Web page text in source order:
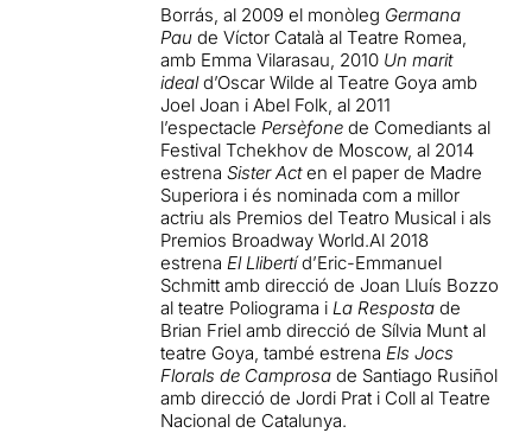
Borrás, al 2009 el monòleg Germana
Pau de Víctor Català al Teatre Romea,
amb Emma Vilarasau, 2010 Un marit
ideald’Oscar Wilde al Teatre Goya amb
Joel Joan i Abel Folk, al 2011
l’espectaclePersèfone de Comediants al
Festival Tchekhov de Moscow, al 2014
estrena Sister Acten el paper de Madre
Superiora i és nominada com a millor
actriu als Premios del Teatro Musical i als
Premios Broadway World.Al 2018
estrenaEl Llibertíd’Eric-Emmanuel
Schmitt amb direcció de Joan Lluís Bozzo
al teatre Poliograma iLa Resposta de
Brian Friel amb direcció de Sílvia Munt al
teatre Goya, també estrenaEls Jocs
Florals de Camprosa de Santiago Rusiñol
amb direcció de Jordi Prat i Coll al Teatre
Nacional de Catalunya.